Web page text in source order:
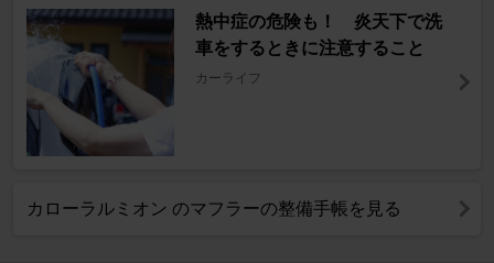
熱中症の危険も！ 炎天下で洗
車をするときに注意すること
カーライフ
カローラルミオン のマフラーの整備手帳を見る